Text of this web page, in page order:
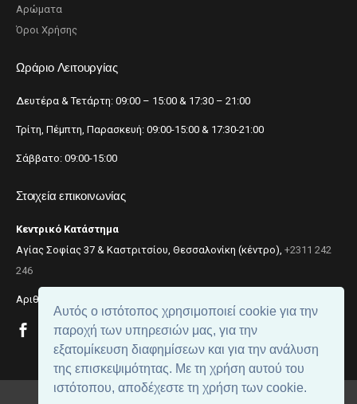
Αυτός ο ιστότοπος χρησιμοποιεί cookie για την
παροχή των υπηρεσιών μας, για την
εξατομίκευση διαφημίσεων και για την ανάλυση
της επισκεψιμότητας. Με τη χρήση αυτού του
ιστότοπου, αποδέχεστε τη χρήση των cookie.
Αρώματα
Όροι Χρήσης
Ωράριο Λειτουργίας
Δευτέρα & Τετάρτη: 09:00 – 15:00 & 17:30 – 21:00
Τρίτη, Πέμπτη, Παρασκευή: 09:00-15:00 & 17:30-21:00
Σάββατο: 09:00-15:00
Στοιχεία επικοινωνίας
Κεντρικό Κατάστημα
Αγίας Σοφίας 37 & Καστριτσίου, Θεσσαλονίκη (κέντρο), +2311 242
246
Αριθμός ΓΕΜΗ: 059299204000
beautynet . All rights reserved.